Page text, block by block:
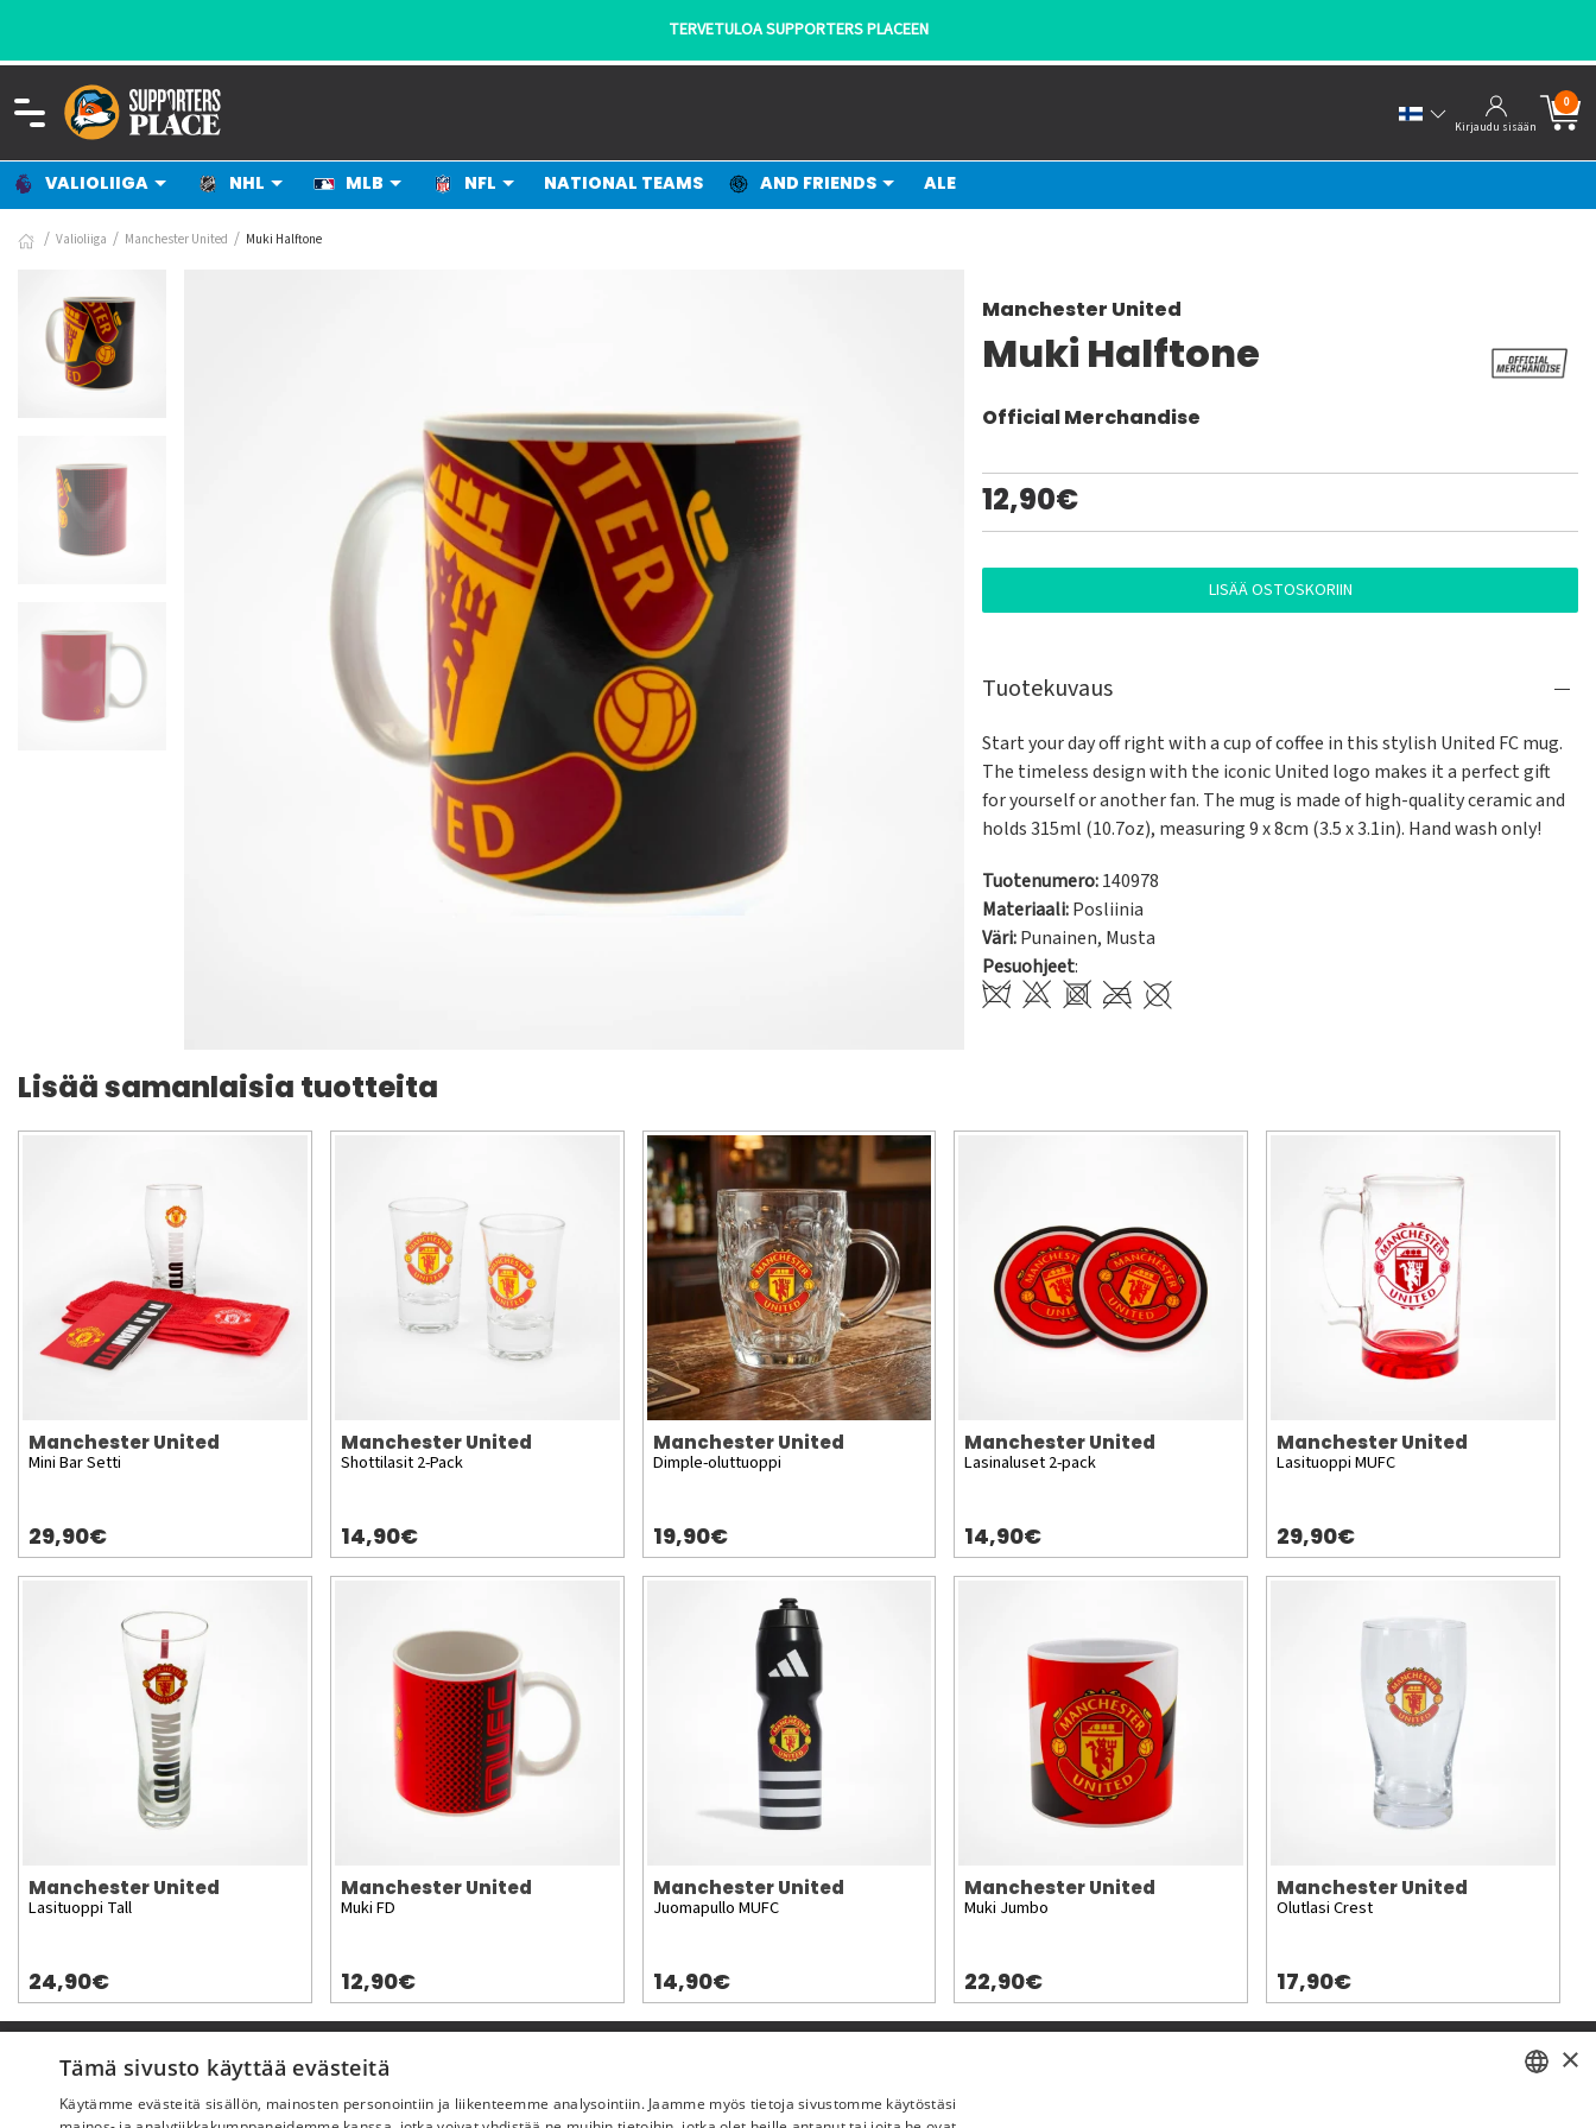
TERVETULOA SUPPORTERS PLACEEN
Kirjaudu sisään
0
VALIOLIIGA NHL MLB NFL NATIONAL TEAMS AND FRIENDS ALE
Valioliiga Manchester United Muki Halftone
Manchester United
Muki Halftone
Official Merchandise
12,90€
LISÄÄ OSTOSKORIIN
Tuotekuvaus
Start your day off right with a cup of coffee in this stylish United FC mug.
The timeless design with the iconic United logo makes it a perfect gift
for yourself or another fan. The mug is made of high-quality ceramic and
holds 315ml (10.7oz), measuring 9 x 8cm (3.5 x 3.1in). Hand wash only!
Tuotenumero:140978
Materiaali:Posliinia
Väri:Punainen, Musta
Pesuohjeet:
Lisää samanlaisia tuotteita
Manchester United
Mini Bar Setti
29,90€
Manchester United
Shottilasit 2-Pack
14,90€
Manchester United
Dimple-oluttuoppi
19,90€
Manchester United
Lasinaluset 2-pack
14,90€
Manchester United
Lasituoppi MUFC
29,90€
Manchester United
Lasituoppi Tall
24,90€
Manchester United
Muki FD
12,90€
Manchester United
Juomapullo MUFC
14,90€
Manchester United
Muki Jumbo
22,90€
Manchester United
Olutlasi Crest
17,90€
Pyydä apua
Ostoehdot Yritystiedot
×
Tämä sivusto käyttää evästeitä
Käytämme evästeitä sisällön, mainosten personointiin ja liikenteemme analysointiin. Jaamme myös tietoja sivustomme käytöstäsi